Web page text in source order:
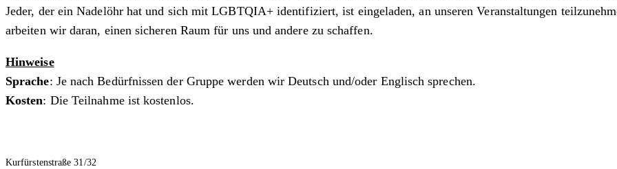
Jeder, der ein Nadelöhr hat und sich mit LGBTQIA+ identifiziert, ist eingeladen, an unseren Veranstaltungen
arbeiten wir daran, einen sicheren Raum für uns und andere zu schaffen.
Hinweise
Sprache: Je nach Bedürfnissen der Gruppe werden wir Deutsch und/oder Englisch sprechen.
Kosten: Die Teilnahme ist kostenlos.
Kurfürstenstraße 31/32